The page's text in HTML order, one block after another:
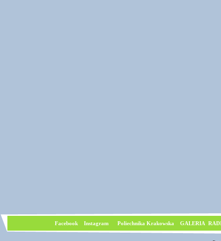
Facebook Instagram Poliechnika Krakowska GALERIA